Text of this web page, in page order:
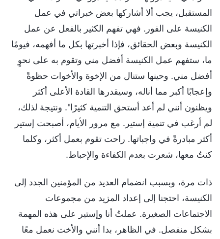
المستقبل، يجب ألا أشاركها بعض خبراتي في عمل
الكنيسة على الفور. فهي تفهم الكثير بالفعل عن عمل
الكنيسة وبعض الحقائق، فإذا أخبرتها بكل ما أفهمه، فيومًا
ما، ستفهم عمل الكنيسة أفضل مني وتقوم به على نحوٍ
أفضل مني. وحينها ستنال من الإخوة والأخوات حظوةً
وإعجابًا أكبر مما أناله، وسيقدرها القادة الأعلى أكثر
ويظنون أنني لم أعد أستحق التنمية كثيرًا". ونتيجة لذلك،
لم أرغب في تنمية إستير. مع مرور الأيام، أصبحت إستير
أكثر مبادرةً في واجباتها. راحت تقوم بعمل أكثر، وكلما
كنتُ معها، شعرت بعدم الكفاءة والإحباط.
ذات مرة، وبسبب انضمام العديد من المؤمنين الجدد إلى
الكنيسة، احتجنا إلى إعداد المزيد من مجموعات
الاجتماعات الصغيرة. عملتُ أنا وإستير على هذه المهمة
بشكل منفصل. في الظاهر، بدا أنني والأخت نعمل معًا